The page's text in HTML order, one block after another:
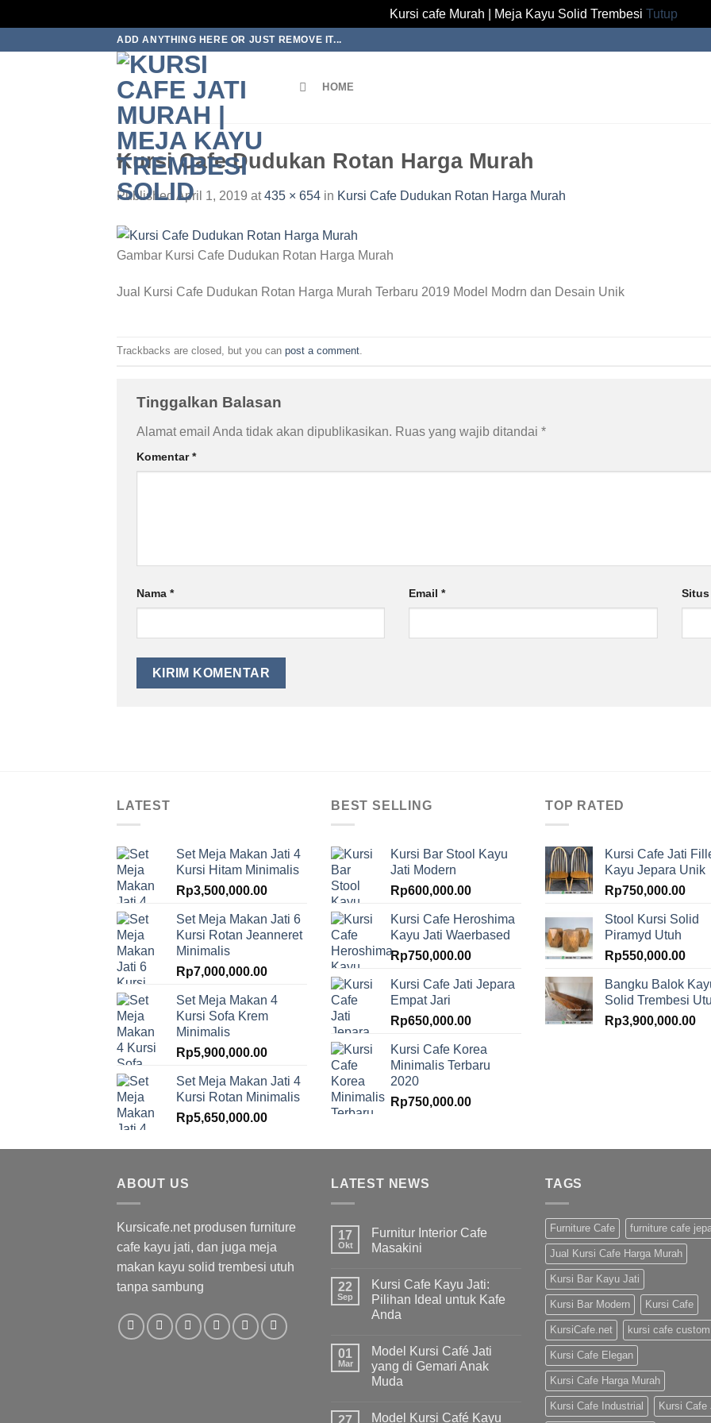
Kursi cafe Murah | Meja Kayu Solid Trembesi Tutup
ADD ANYTHING HERE OR JUST REMOVE IT...
HOME
Kursi Cafe Dudukan Rotan Harga Murah
Published April 1, 2019 at435 × 654 in Kursi Cafe Dudukan Rotan Harga Murah
Gambar Kursi Cafe Dudukan Rotan Harga Murah
Jual Kursi Cafe Dudukan Rotan Harga Murah Terbaru 2019 Model Modrn dan Desain Unik
Trackbacks are closed, but you can post a comment
Tinggalkan Balasan
Alamat email Anda tidak akan dipublikasikan. Ruas yang wajib ditandai *
Komentar*
Nama * Email* Situs
LATEST
Set Meja Makan Jati 4
Kursi Hitam Minimalis
Rp3,500,000.00
Set Meja Makan Jati 6
Kursi Rotan Jeanneret
Minimalis
Rp7,000,000.00
Set Meja Makan 4
Kursi Sofa Krem
Minimalis
Rp5,900,000.00
Set Meja Makan Jati 4
Kursi Rotan Minimalis
Rp5,650,000.00
BEST SELLING
Kursi Bar Stool Kayu
Jati Modern
Rp600,000.00
Kursi Cafe Heroshima
Kayu Jati Waerbased
Rp750,000.00
Kursi Cafe Jati Jepara
Empat Jari
Rp650,000.00
Kursi Cafe Korea
Minimalis Terbaru
2020
Rp750,000.00
TOP RATED
Kursi Cafe Jati
Kayu Jepara Unik
Rp750,000.00
Stool Kursi Solid
Piramyd Utuh
Rp550,000.00
Bangku Balok
Solid Trembesi
Rp3,900,000.00
ABOUT US
Kursicafe.net produsen furniture
cafe kayu jati, dan juga meja
makan kayu solid trembesi utuh
tanpa sambung
LATEST NEWS
17
Okt
Furnitur Interior Cafe
Masakini
22
Sep
Kursi Cafe Kayu Jati:
Pilihan Ideal untuk Kafe
Anda
01
Mar
Model Kursi Café Jati
yang di Gemari Anak
Muda
27 Model Kursi Café Kayu
TAGS
Furniture Cafe furniture cafe
Jual Kursi Cafe Harga Murah
Kursi Bar Kayu Jati
Kursi Bar Modern Kursi Cafe
KursiCafe.net kursi cafe custom
Kursi Cafe Elegan
Kursi Cafe Harga Murah
Kursi Cafe Industrial Kursi Cafe